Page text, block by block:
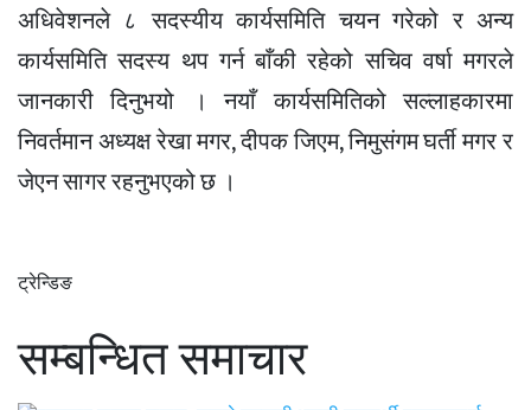
अधिवेशनले ८ सदस्यीय कार्यसमिति चयन गरेको र अन्य
कार्यसमिति सदस्य थप गर्न बाँकी रहेको सचिव वर्षा मगरले
जानकारी दिनुभयो । नयाँ कार्यसमितिको सल्लाहकारमा
निवर्तमान अध्यक्ष रेखा मगर, दीपकजिएम,निमुसंगमघर्ती मगर र
जेएनसागर रहनुभएको छ ।
ट्रेन्डिङ
सम्बन्धित समाचार